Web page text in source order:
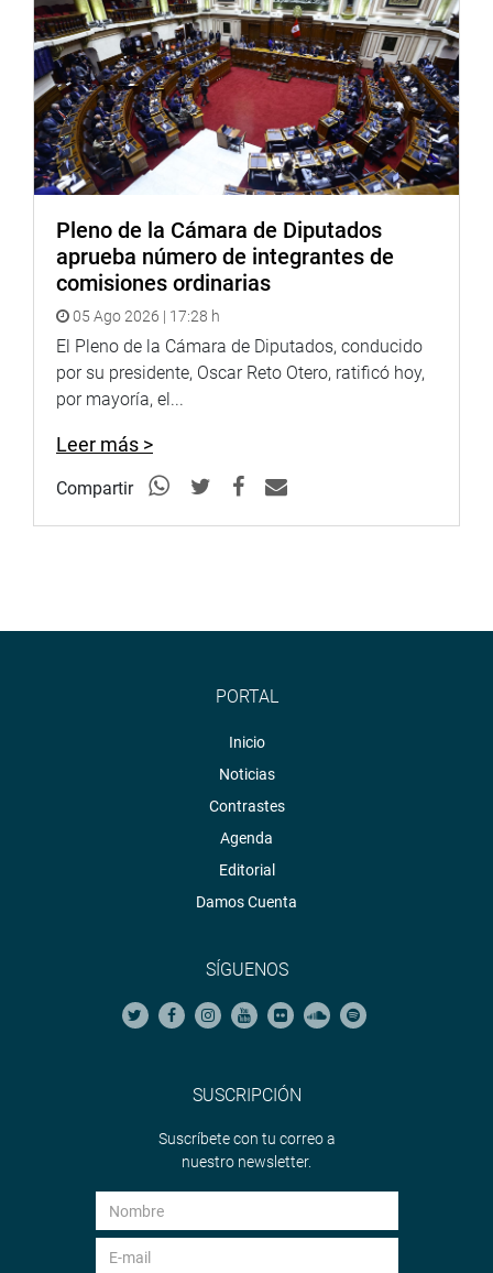
Pleno de la Cámara de Diputados
aprueba número de integrantes de
comisiones ordinarias
05 Ago 2026 | 17:28 h
El Pleno de la Cámara de Diputados, conducido
por su presidente, Oscar Reto Otero, ratificó hoy,
por mayoría, el...
Leer más >
Compartir
PORTAL
Inicio
Noticias
Contrastes
Agenda
Editorial
Damos Cuenta
SÍGUENOS
SUSCRIPCIÓN
Suscríbete con tu correo a
nuestro newsletter.